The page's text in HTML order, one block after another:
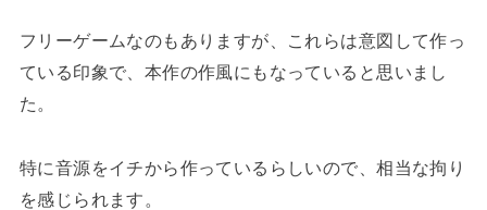
フリーゲームなのもありますが、これらは意図して作っ
ている印象で、本作の作風にもなっていると思いまし
た。
特に音源をイチから作っているらしいので、相当な拘り
を感じられます。